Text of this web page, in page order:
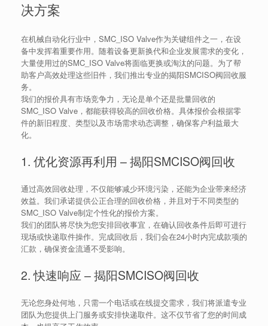
决方案
在机械自动化行业中，SMC_ISO Valve作为关键组件之一，在设
备中发挥着重要作用。随着设备更新换代和企业发展需求的变化，
大量使用过的SMC_ISO Valve将面临更换或淘汰的问题。为了帮
助客户高效处理这些旧件，我们推出专业的揭阳SMCISO阀回收服
务。
我们的报价具有市场竞争力，无论是单个还是批量回收的
SMC_ISO Valve，都能获得较高的回收价格。具体报价会根据零
件的新旧程度、类型以及市场需求动态调整，确保客户利益最大
化。
1. 优化资源再利用 – 揭阳SMCISO阀回收
通过高效回收处理，不仅能够减少环境污染，还能为企业带来经济
效益。我们承诺提供公正合理的回收价格，并且对于不同类型的
SMC_ISO Valve制定个性化的报价方案。
我们的团队将尽快为您安排回收事宜，在确认回收条件后即可进行
现场或快递取件操作。完成回收后，我们会在24小时内完成款项的
汇款，确保资金流通不受影响。
2. 快速响应 – 揭阳SMCISO阀回收
无论您身处何地，只需一个电话或在线提交需求，我们将派遣专业
团队为您提供上门服务或安排快递取件。这不仅节省了您的时间成